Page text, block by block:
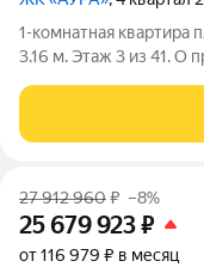
1-комнатная квартира
3.16 м. Этаж 3 из 41. О
состоит из 42-
Серебряной. Рядом
27 912 960₽ –8%
25 679 923₽
от 116 979 ₽ в месяц